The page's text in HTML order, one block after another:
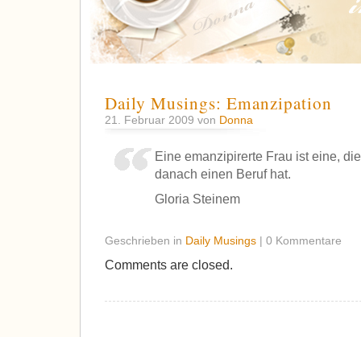
Daily Musings: Emanzipation
21. Februar 2009 von Donna
Eine emanzipirerte Frau ist eine,
danach einen Beruf hat.
Gloria Steinem
Geschrieben in Daily Musings | 0 Kommentare
Comments are closed.